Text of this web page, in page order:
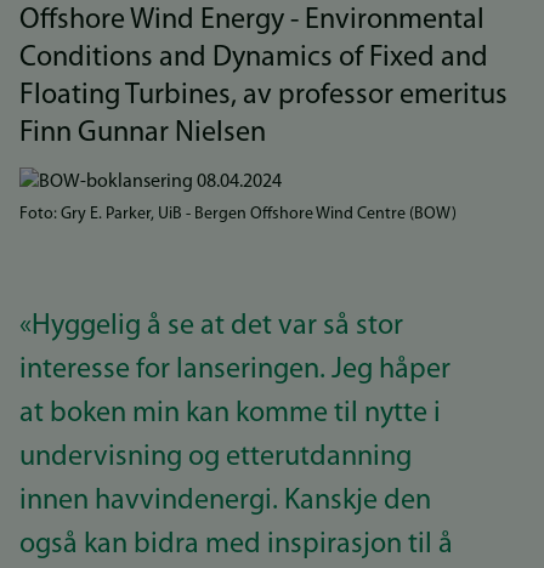
Offshore Wind Energy - Environmental
Conditions and Dynamics of Fixed and
Floating Turbines, av professor emeritus
Finn Gunnar Nielsen
Bilde
Foto: Gry E. Parker, UiB - Bergen Offshore Wind Centre (BOW)
«Hyggelig å se at det var så stor
interesse for lanseringen. Jeg håper
at boken min kan komme til nytte i
undervisning og etterutdanning
innen havvindenergi. Kanskje den
også kan bidra med inspirasjon til å